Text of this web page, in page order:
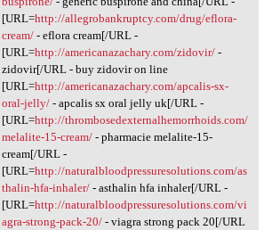
[URL=http://allegrobankruptcy.com/drug/eflora-
cream/- eflora cream[/URL -
[URL=http://americanazachary.com/zidovir/-
zidovir[/URL - buy zidovir on line
[URL=http://americanazachary.com/apcalis-sx-
oral-jelly/- apcalis sx oral jelly uk[/URL -
[URL=http://thrombosedexternalhemorrhoids.com/
melalite-15-cream/- pharmacie melalite-15-
cream[/URL -
[URL=http://naturalbloodpressuresolutions.com/as
thalin-hfa-inhaler/- asthalin hfa inhaler[/URL -
[URL=http://naturalbloodpressuresolutions.com/vi
agra-strong-pack-20/- viagra strong pack 20[/URL